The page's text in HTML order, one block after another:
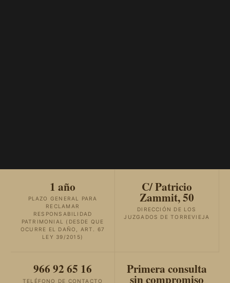
1 año
PLAZO GENERAL PARA
RECLAMAR
RESPONSABILIDAD
PATRIMONIAL (DESDE QUE
OCURRE EL DAÑO, ART. 67
LEY 39/2015)
C/ Patricio
Zammit, 50
DIRECCIÓN DE LOS
JUZGADOS DE TORREVIEJA
966 92 65 16
TELÉFONO DE CONTACTO
Primera consulta
sin compromiso